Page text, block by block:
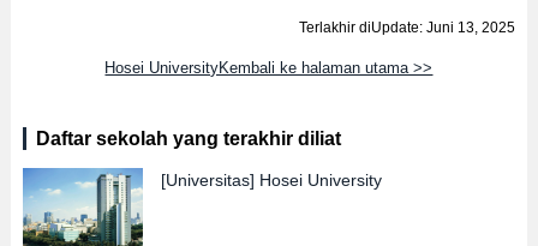
Terlakhir diUpdate: Juni 13, 2025
Hosei UniversityKembali ke halaman utama >>
Daftar sekolah yang terakhir diliat
[Universitas] Hosei University